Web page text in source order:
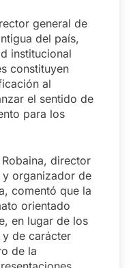
general de
del país,
institucional
constituyen
al
el sentido de
para los
director
organizador de
comentó que la
orientado
en lugar de los
de carácter
de la